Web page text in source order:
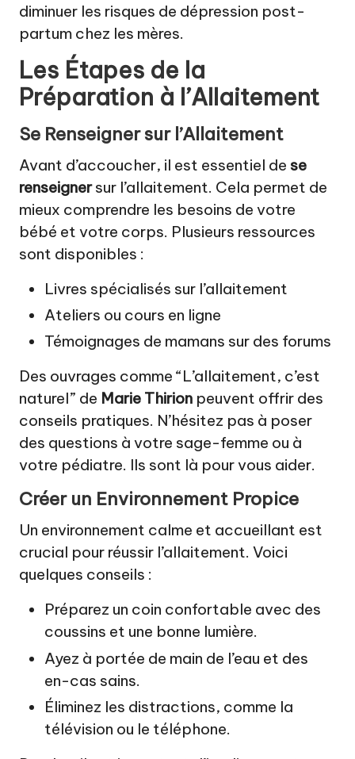
diminuer les risques de dépression post-
partum chez les mères.
Les Étapes de la
Préparation à l’Allaitement
Se Renseigner sur l’Allaitement
Avant d’accoucher, il est essentiel de se
renseignersur l’allaitement. Cela permet de
mieux comprendre les besoins de votre
bébé et votre corps. Plusieurs ressources
sont disponibles :
Livres spécialisés sur l’allaitement
Ateliers ou cours en ligne
Témoignages de mamans sur des forums
Des ouvrages comme “L’allaitement, c’est
naturel” de Marie Thirion peuvent offrir des
conseils pratiques. N’hésitez pas à poser
des questions à votre sage-femme ou à
votre pédiatre. Ils sont là pour vous aider.
Créer un Environnement Propice
Un environnement calme et accueillant est
crucial pour réussir l’allaitement. Voici
quelques conseils :
Préparez un coin confortable avec des
coussins et une bonne lumière.
Ayez à portée de main de l’eau et des
en-cas sains.
Éliminez les distractions, comme la
télévision ou le téléphone.